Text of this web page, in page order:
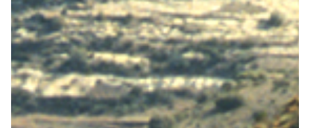
Over ons
Contact
De winkel
Blog